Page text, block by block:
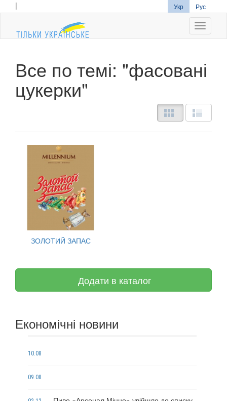
| Укр Рус
Все по темі: "фасовані
цукерки"
ЗОЛОТИЙ ЗАПАС
Додати в каталог
Економічні новини
10.08
09.08